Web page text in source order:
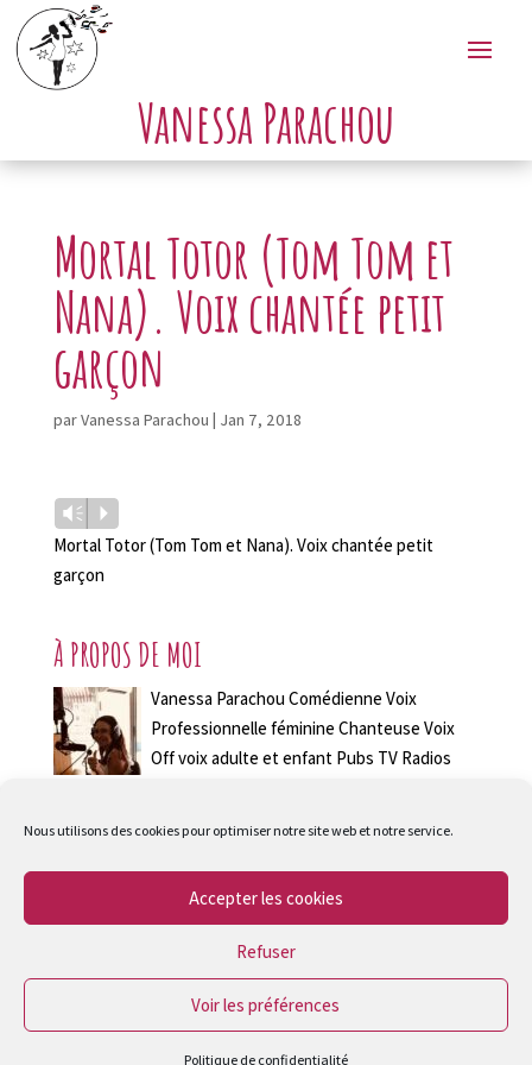
Nous utilisons des cookies pour optimiser notre site web et notre service.
Accepter les cookies
Refuser
Voir les préférences
Politique de confidentialité
Vanessa Parachou
Mortal Totor (Tom Tom et
Nana). Voix chantée petit
garçon
parVanessa Parachou Jan 7, 2018
Lecteur
audio
Vm P
Mortal Totor (Tom Tom et Nana). Voix chantée petit
garçon
À PROPOS DE MOI
Vanessa Parachou Comédienne Voix
Professionnelle féminine Chanteuse Voix
Off voix adulte et enfant Pubs TV Radios
les références et démos Contactez moi !
vanessaparachou@yahoo.fr
© 2017 Vanessa Parachou |MENTIONS LEGALES